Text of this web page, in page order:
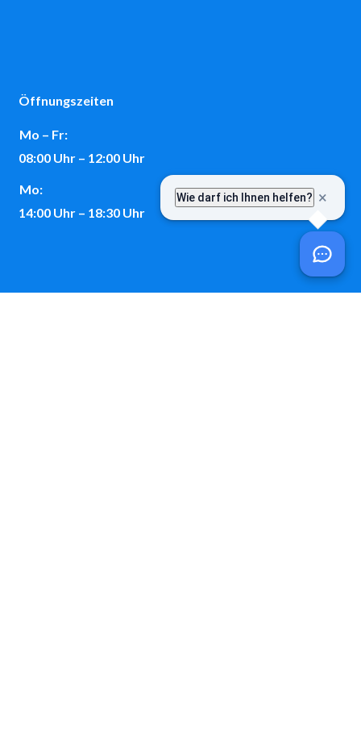
Öffnungszeiten
Mo – Fr:
08:00 Uhr – 12:00 Uhr
Mo:
14:00 Uhr – 18:30 Uhr